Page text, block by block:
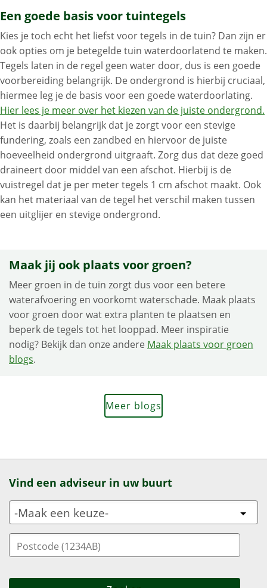
Een goede basis voor tuintegels
Kies je toch echt het liefst voor tegels in de tuin? Dan zijn er
ook opties om je betegelde tuin waterdoorlatend te maken.
Tegels laten in de regel geen water door, dus is een goede
voorbereiding belangrijk. De ondergrond is hierbij cruciaal,
hiermee leg je de basis voor een goede waterdoorlating.
Hier lees je meer over het kiezen van de juiste ondergrond.
Het is daarbij belangrijk dat je zorgt voor een stevige
fundering, zoals een zandbed en hiervoor de juiste
hoeveelheid ondergrond uitgraaft. Zorg dus dat deze goed
draineert door middel van een afschot. Hierbij is de
vuistregel dat je per meter tegels 1 cm afschot maakt. Ook
kan het materiaal van de tegel het verschil maken tussen
een uitglijer en stevige ondergrond.
Maak jij ook plaats voor groen?
Meer groen in de tuin zorgt dus voor een betere
waterafvoering en voorkomt waterschade. Maak plaats
voor groen door wat extra planten te plaatsen en
beperk de tegels tot het looppad. Meer inspiratie
nodig? Bekijk dan onze andere Maak plaats voor groen
blogs.
Meer blogs
Vind een adviseur in uw buurt